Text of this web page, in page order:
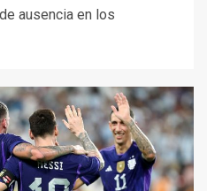
ausencia en los